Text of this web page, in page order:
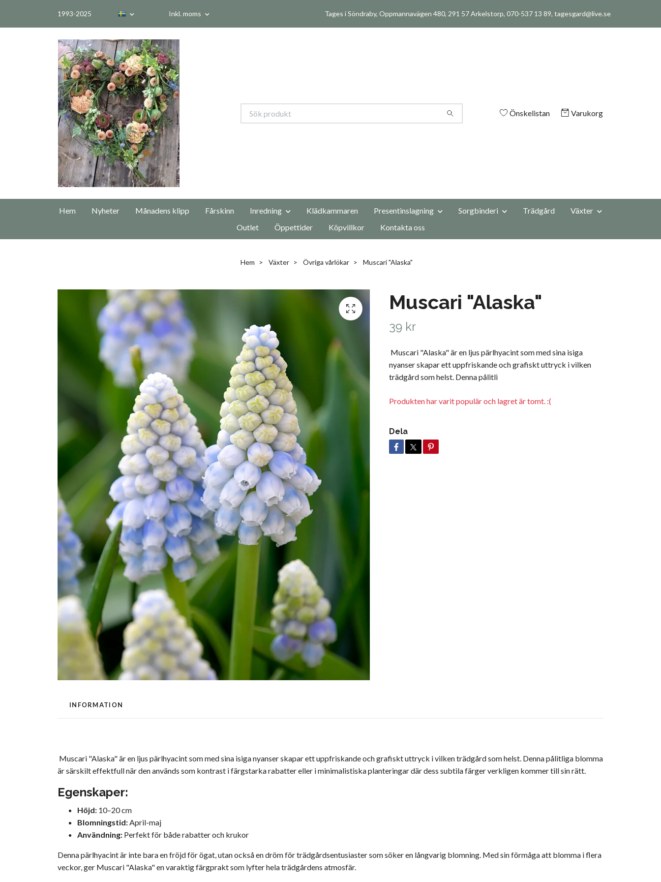
1993-2025 Inkl. moms Tages i Söndraby, Oppmannavägen 480, 291 57 Arkelstorp, 070-537 13 89, tagesgard@live.se
Önskelistan Varukorg
Hem Nyheter Månadens klipp Fårskinn Inredning Klädkammaren Presentinslagning Sorgbinderi Trädgård
Växter
Outlet
Öppettider Köpvillkor Kontakta oss
Hem Växter Övriga vårlökar Muscari "Alaska"
Muscari "Alaska"
39 kr
Muscari "Alaska" är en ljus pärlhyacint som med sina isiga
nyanser skapar ett uppfriskande och grafiskt uttryck i vilken
trädgård som helst. Denna pålitli
Produkten har varit populär och lagret är tomt. :(
Dela
INFORMATION
Muscari "Alaska" är en ljus pärlhyacint som med sina isiga nyanser skapar ett uppfriskande och grafiskt uttryck i vilken trädgård som helst. Denna pålitliga blomma
är särskilt effektfull när den används som kontrast i färgstarka rabatter eller i minimalistiska planteringar där dess subtila färger verkligen kommer till sin rätt.
Egenskaper:
Höjd: 10–20 cm
Blomningstid:April-maj
Användning: Perfekt för både rabatter och krukor
Denna pärlhyacint är inte bara en fröjd för ögat, utan också en dröm för trädgårdsentusiaster som söker en långvarig blomning. Med sin förmåga att blomma i flera
veckor, ger Muscari "Alaska" en varaktig färgprakt som lyfter hela trädgårdens atmosfär.